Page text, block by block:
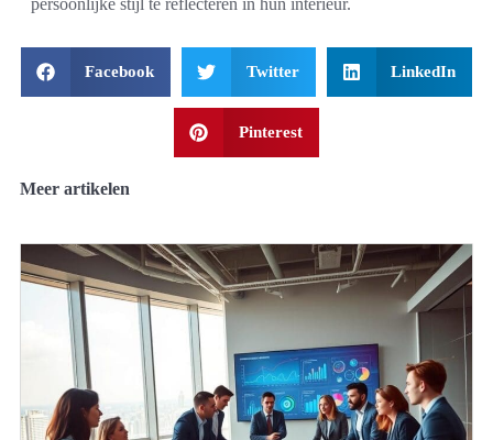
persoonlijke stijl te reflecteren in hun interieur.
Facebook Twitter LinkedIn
Pinterest
Meer artikelen